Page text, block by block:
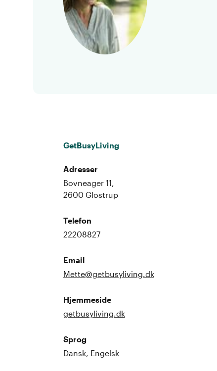
GetBusyLiving
Adresser
Bovneager 11,
2600 Glostrup
Telefon
22208827
Email
Mette@getbusyliving.dk
Hjemmeside
getbusyliving.dk
Sprog
Dansk, Engelsk